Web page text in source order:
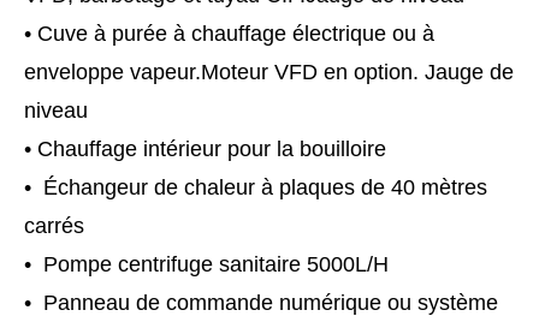
• Cuve à purée à chauffage électrique ou à
enveloppe vapeur.Moteur VFD en option. Jauge de
niveau
• Chauffage intérieur pour la bouilloire
• Échangeur de chaleur à plaques de 40 mètres
carrés
• Pompe centrifuge sanitaire 5000L/H
• Panneau de commande numérique ou système